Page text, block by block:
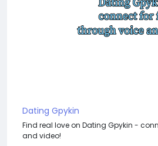
Dating Gpykin
Find real love on Dating Gpykin -
and video!